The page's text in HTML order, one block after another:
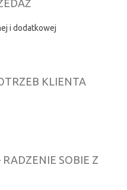
i dodatkowej
KLIENTA
SOBIE Z